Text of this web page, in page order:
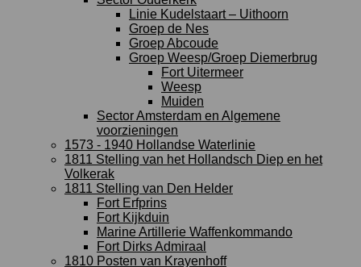
Linie Kudelstaart – Uithoorn
Groep de Nes
Groep Abcoude
Groep Weesp/Groep Diemerbrug
Fort Uitermeer
Weesp
Muiden
Sector Amsterdam en Algemene
voorzieningen
1573 - 1940 Hollandse Waterlinie
1811 Stelling van het Hollandsch Diep en het
Volkerak
1811 Stelling van Den Helder
Fort Erfprins
Fort Kijkduin
Marine Artillerie Waffenkommando
Fort Dirks Admiraal
1810 Posten van Krayenhoff